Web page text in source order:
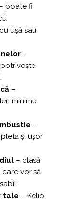
– poate fi
ușă sau
–
–
minime
–
și ușor
– clasă
vor să
tale – Kelio